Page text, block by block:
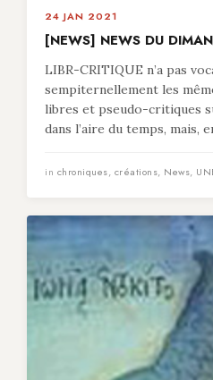
24 JAN 2021
[NEWS] NEWS DU
LIBR-CRITIQUE n’a pas
sempiternellement les
libres et pseudo-critiques
dans l’aire du temps, mais,
in chroniques, créations, News,